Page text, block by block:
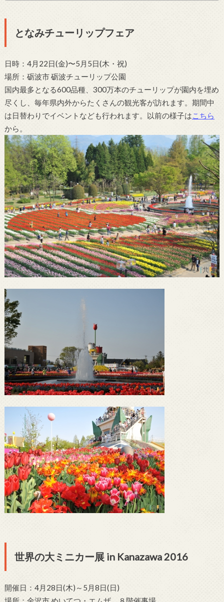
となみチューリップフェア
日時：4月22日(金)〜5月5日(木・祝)
場所：砺波市 砺波チューリップ公園
国内最多となる600品種、300万本のチューリップが園内を埋め
尽くし、毎年県内外からたくさんの観光客が訪れます。期間中
は日替わりでイベントなども行われます。以前の様子は こちら
から。
世界の大ミニカー展 in Kanazawa 2016
開催日：4月28日(木)～5月8日(日)